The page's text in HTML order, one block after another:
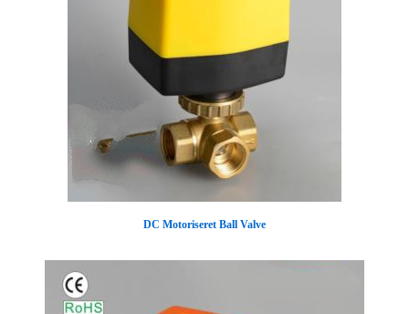
DC Motoriseret Ball Valve